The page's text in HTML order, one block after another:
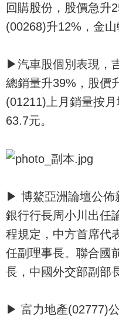
回購股份，股價急升
(00268)升12%，金山
▶汽車股個別表現，
總銷量升39%，股價
(01211)上月銷量按
63.7元。
▶ 博鰲亞洲論壇公佈
銀行行長周小川出任
程規定，中方首席代
任副理事長。聯合國
長，中國外交部副部
▶ 富力地產(02777)